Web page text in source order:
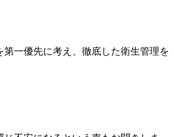
一優先に考え、徹底した衛生管理を